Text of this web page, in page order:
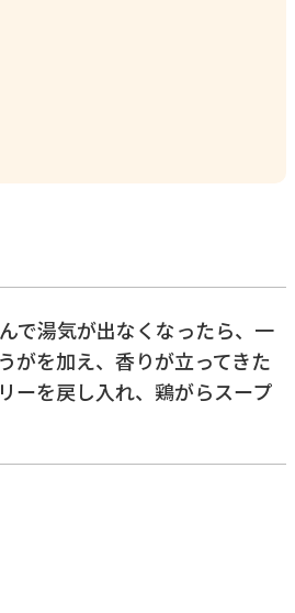
で湯気が出なくなったら、一
がを加え、香りが立ってきた
ーを戻し入れ、鶏がらスープ